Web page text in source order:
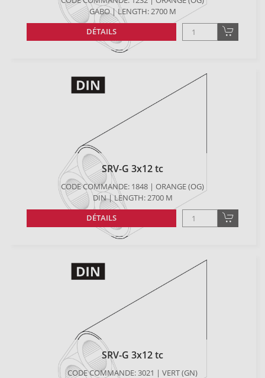
GABO | LENGTH: 2700 M
DÉTAILS
SRV-G 3x12 tc
CODE COMMANDE: 1848 | ORANGE (OG)
DIN | LENGTH: 2700 M
DÉTAILS
SRV-G 3x12 tc
CODE COMMANDE: 3021 | VERT (GN)